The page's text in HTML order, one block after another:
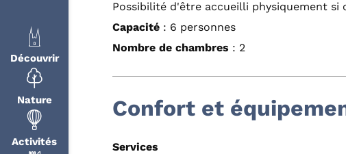
Découvrir
Nature
Activités
Possibilité d'être accueilli physiquement si
Capacité : 6 personnes
Nombre de chambres : 2
Confort et
Services